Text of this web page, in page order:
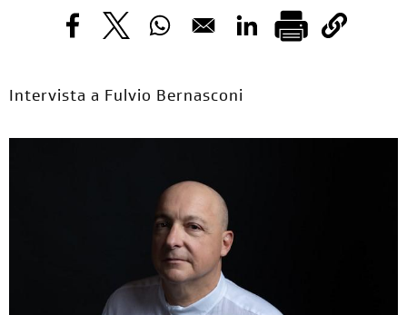
Opens in a new window
Opens in a new window
Opens in a new window
Opens in a new
Intervista a Fulvio Bernasconi